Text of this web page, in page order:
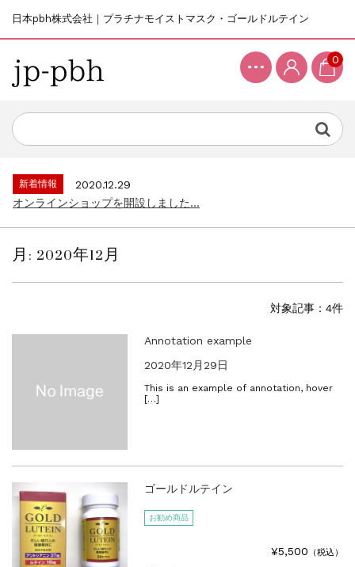
日本pbh株式会社｜プラチナモイストマスク・ゴールドルテイン
0
新着情報
2020.12.29
オンラインショップを開設しました...
月:2020年12月
対象記事：4件
Annotation example
2020年12月29日
This is an example of annotation, hover
[…]
ゴールドルテイン
お勧め商品
¥5,500 （税込）